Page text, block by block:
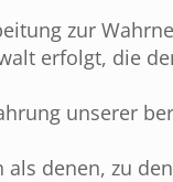
zur
erfolgt, die
unserer
denen, zu